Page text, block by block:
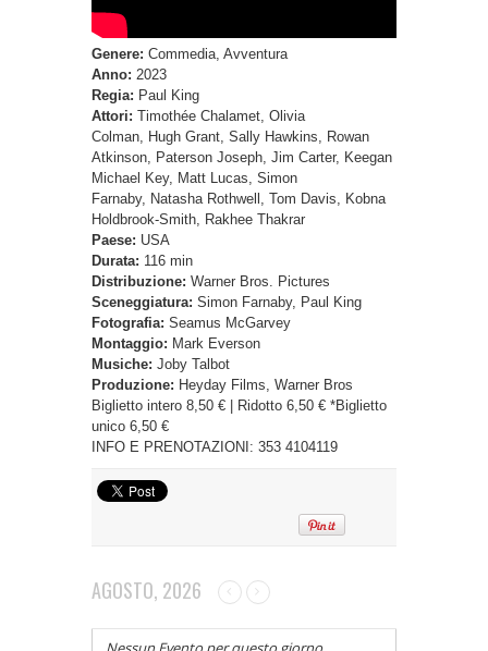
Genere: Commedia, Avventura
Anno: 2023
Regia: Paul King
Attori: Timothée Chalamet, Olivia
Colman, Hugh Grant, Sally Hawkins, Rowan
Atkinson, Paterson Joseph, Jim Carter, Keegan
Michael Key, Matt Lucas, Simon
Farnaby, Natasha Rothwell, Tom Davis, Kobna
Holdbrook-Smith, Rakhee Thakrar
Paese: USA
Durata: 116 min
Distribuzione: Warner Bros. Pictures
Sceneggiatura: Simon Farnaby, Paul King
Fotografia: Seamus McGarvey
Montaggio: Mark Everson
Musiche: Joby Talbot
Produzione: Heyday Films, Warner Bros
Biglietto intero 8,50 € | Ridotto 6,50 € *Biglietto
unico 6,50 €
INFO E PRENOTAZIONI: 353 4104119
AGOSTO, 2026